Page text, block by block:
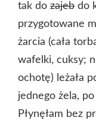
tak do zajeb do
przygotowane
żarcia (cała
wafelki, cuksy;
ochotę) leżała
jednego żela,
Płynęłam bez